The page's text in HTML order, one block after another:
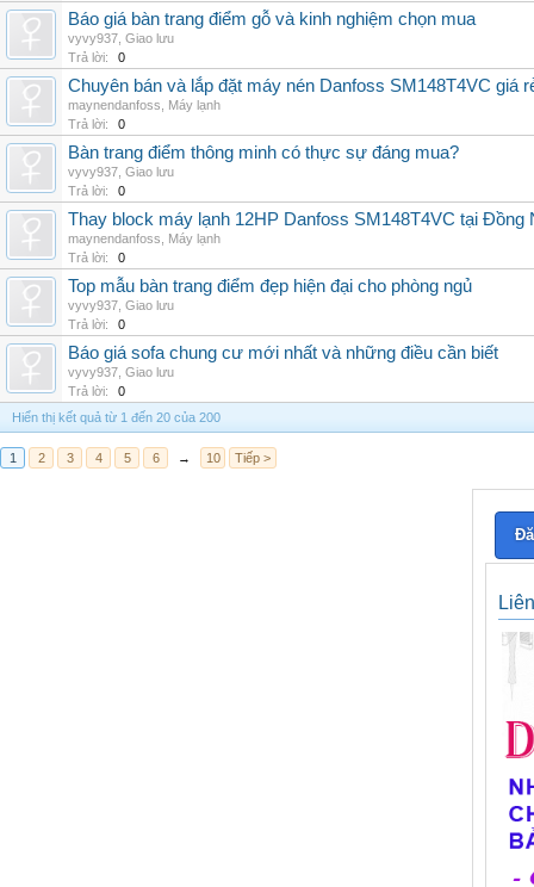
Báo giá bàn trang điểm gỗ và kinh nghiệm chọn mua
vyvy937 Giao lưu
Trả lời:
0
Chuyên bán và lắp đặt máy nén Danfoss SM148T4VC giá
maynendanfoss
Máy lạnh
Trả lời:
0
Bàn trang điểm thông minh có thực sự đáng mua?
vyvy937 Giao lưu
Trả lời:
0
Thay block máy lạnh 12HP Danfoss SM148T4VC tại Đồng
maynendanfoss
Máy lạnh
Trả lời:
0
Top mẫu bàn trang điểm đẹp hiện đại cho phòng ngủ
vyvy937 Giao lưu
Trả lời:
0
Báo giá sofa chung cư mới nhất và những điều cần biết
vyvy937 Giao lưu
Trả lời:
0
Hiển thị kết quả từ 1 đến 20 của 200
1 2 3 4 5 6 → 10 Tiếp >